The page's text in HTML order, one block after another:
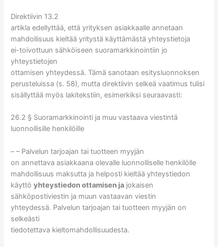
Direktiivin 13.2
artikla edellyttää, että yrityksen asiakkaalle annetaan
mahdollisuus kieltää yritystä käyttämästä yhteystietoja
ei-toivottuun sähköiseen suoramarkkinointiin jo
yhteystietojen
ottamisen yhteydessä. Tämä sanotaan esitysluonnoksen
perusteluissa (s. 58), mutta direktiivin selkeä vaatimus tulisi
sisällyttää myös lakitekstiin, esimerkiksi seuraavasti:
26.2 § Suoramarkkinointi ja muu vastaava viestintä
luonnollisille henkilöille
– – Palvelun tarjoajan tai tuotteen myyjän
on annettava asiakkaana olevalle luonnolliselle henkilölle
mahdollisuus maksutta ja helposti kieltää yhteystiedon
käyttö yhteystiedon ottamisen ja jokaisen
sähköpostiviestin ja muun vastaavan viestin
yhteydessä. Palvelun tarjoajan tai tuotteen myyjän on
selkeästi
tiedotettava kieltomahdollisuudesta.